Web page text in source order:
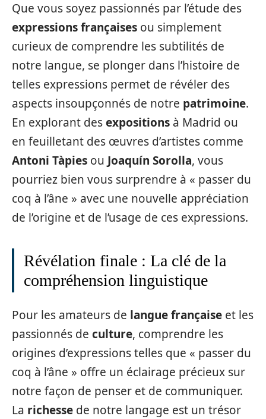
Que vous soyez passionnés par l’étude des
expressions françaises ou simplement
curieux de comprendre les subtilités de
notre langue, se plonger dans l’histoire de
telles expressions permet de révéler des
aspects insoupçonnés de notre patrimoine.
En explorant desexpositions à Madrid ou
en feuilletant des œuvres d’artistes comme
Antoni Tàpies ou Joaquín Sorolla, vous
pourriez bien vous surprendre à « passer du
coq à l’âne » avec une nouvelle appréciation
de l’origine et de l’usage de ces expressions.
Révélation finale : La clé de la
compréhension linguistique
Pour les amateurs de langue française et les
passionnés de culture, comprendre les
origines d’expressions telles que « passer du
coq à l’âne » offre un éclairage précieux sur
notre façon de penser et de communiquer.
La richesse de notre langage est un trésor